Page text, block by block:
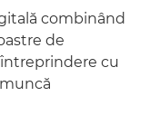
combinând
de
cu